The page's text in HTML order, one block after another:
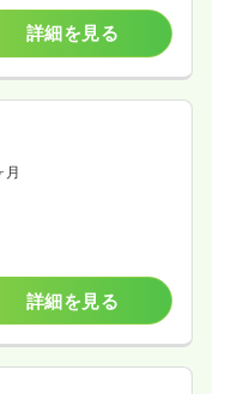
詳細を見る
月
詳細を見る